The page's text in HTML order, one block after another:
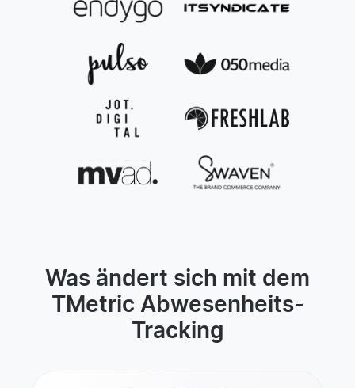
Was ändert sich mit dem
TMetric Abwesenheits-
Tracking